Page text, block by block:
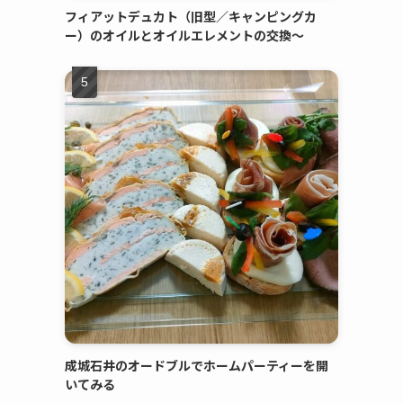
フィアットデュカト（旧型／キャンピングカ
ー）のオイルとオイルエレメントの交換～
成城石井のオードブルでホームパーティーを開
いてみる